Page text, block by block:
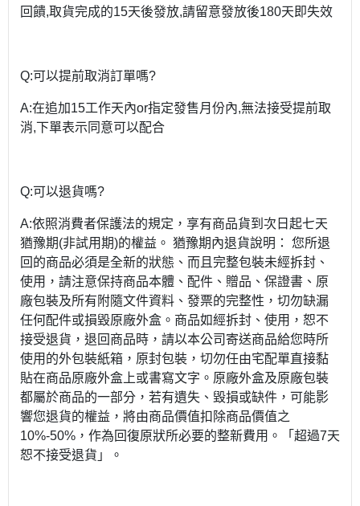
回饋,取貨完成的15天後發放,請留意發放後180天即失效
Q:可以提前取消訂單嗎?
A:在追加15工作天內or指定發售月份內,無法接受提前取
消,下單表示同意可以配合
Q:可以退貨嗎?
A:依照消費者保護法的規定，享有商品貨到次日起七天
猶豫期(非試用期)的權益。 猶豫期內退貨說明： 您所退
回的商品必須是全新的狀態、而且完整包裝未經拆封、
使用，請注意保持商品本體、配件、贈品、保證書、原
廠包裝及所有附隨文件資料、發票的完整性，切勿缺漏
任何配件或損毀原廠外盒。商品如經拆封、使用，恕不
接受退貨，退回商品時，請以本公司寄送商品給您時所
使用的外包裝紙箱，原封包裝，切勿任由宅配單直接黏
貼在商品原廠外盒上或書寫文字。原廠外盒及原廠包裝
都屬於商品的一部分，若有遺失、毀損或缺件，可能影
響您退貨的權益，將由商品價值扣除商品價值之
10%-50%，作為回復原狀所必要的整新費用。「超過7天
恕不接受退貨」。